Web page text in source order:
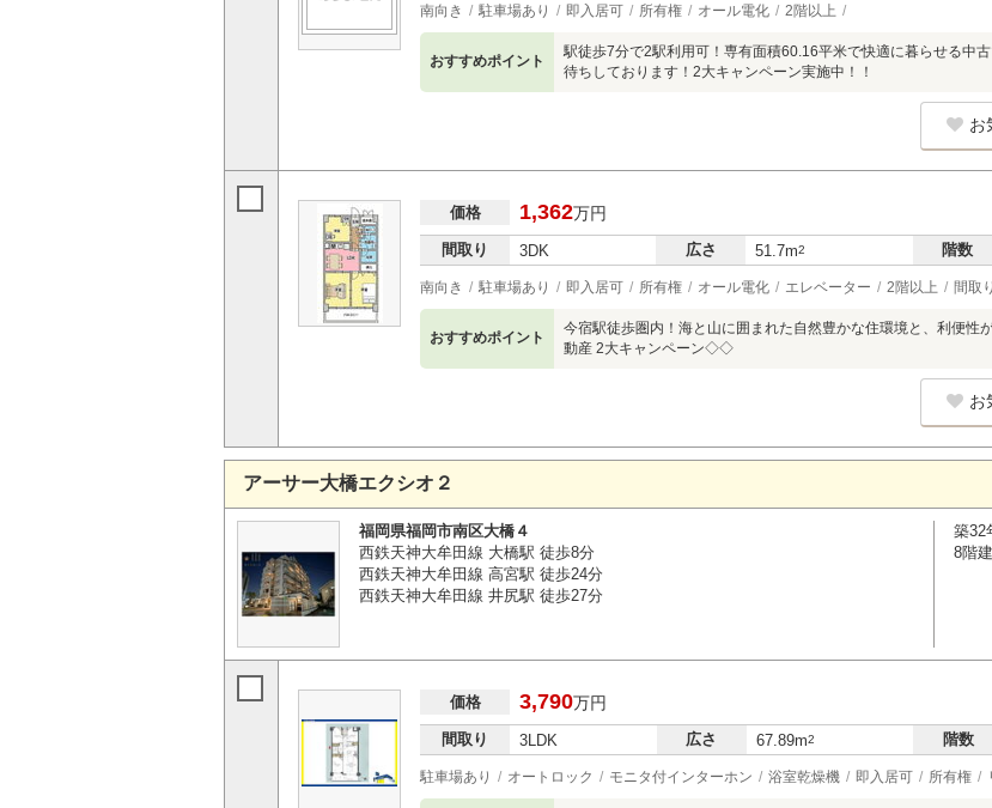
南向き 駐車場あり 即入居可 所有権 オール電化 2階以上
おすすめポイント
駅徒歩7分で2駅利用可！専有面積60.16平米で快適に暮らせる中
待ちしております！2大キャンペーン実施中！！
お
価格 1,362万円
間取り 3DK 広さ 51.7m2 階数
南向き 駐車場あり 即入居可 所有権 オール電化 エレベーター 2階以上 間取
おすすめポイント
今宿駅徒歩圏内！海と山に囲まれた自然豊かな住環境と、利便
動産 2大キャンペーン◇◇
お
アーサー大橋エクシオ２
福岡県福岡市南区大橋４
西鉄天神大牟田線 大橋駅 徒歩8分
西鉄天神大牟田線 高宮駅 徒歩24分
西鉄天神大牟田線 井尻駅 徒歩27分
築32
8階建
価格 3,790万円
間取り 3LDK 広さ 67.89m2 階数
駐車場あり オートロック モニタ付インターホン 浴室乾燥機 即入居可 所有権